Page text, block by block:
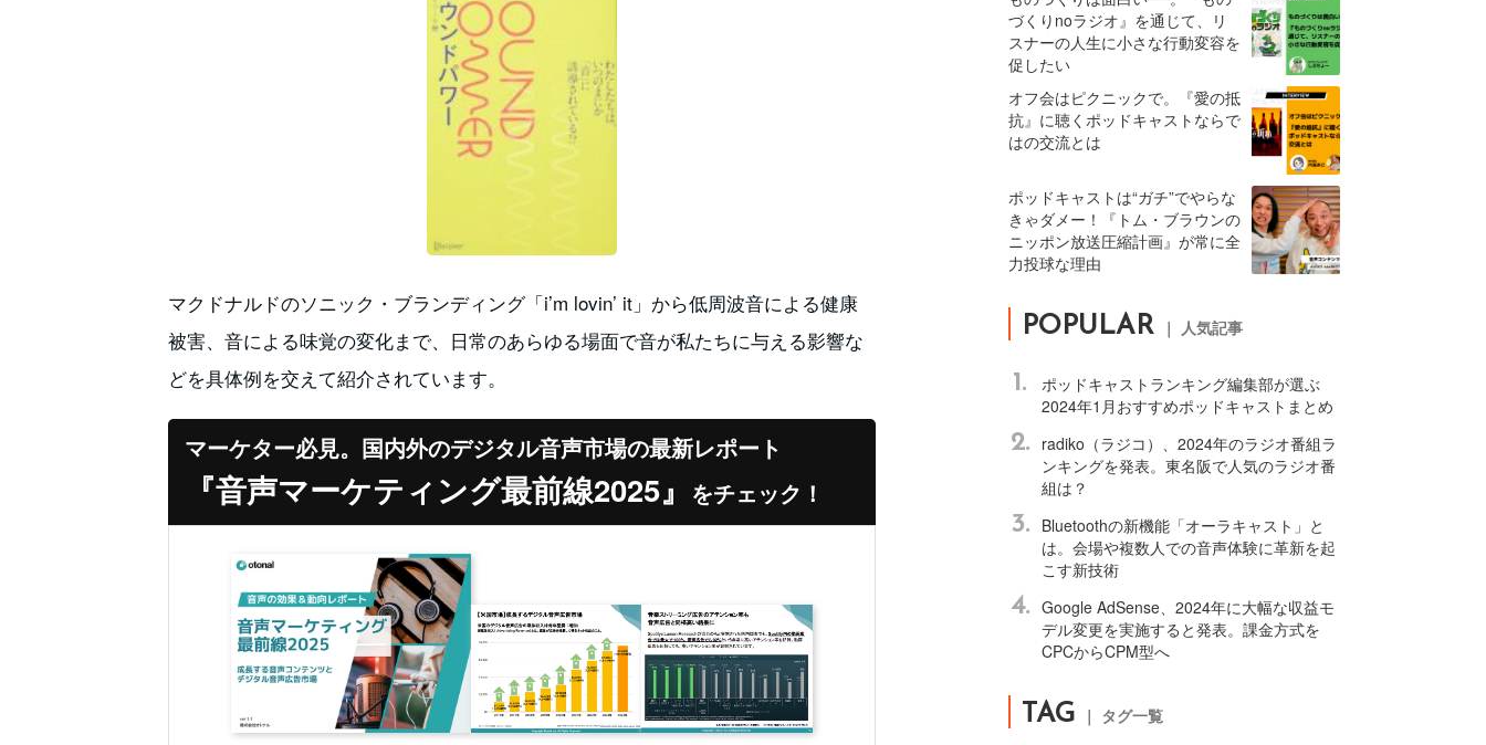
マクドナルドのソニック・ブランディング「i’m lovin’ it」から低周波音による健康
被害、音による味覚の変化まで、日常のあらゆる場面で音が私たちに与える影響な
どを具体例を交えて紹介されています。
マーケター必見。国内外のデジタル音声市場の最新レポート
『音声マーケティング最前線2025』 をチェック！
づくりnoラジオ』を通じて、リ
スナーの人生に小さな行動変容を
促したい
オフ会はピクニックで。『愛の抵
抗』に聴くポッドキャストならで
はの交流とは
ポッドキャストは“ガチ”でやらな
きゃダメー！『トム・ブラウンの
ニッポン放送圧縮計画』が常に全
力投球な理由
POPULAR ｜ 人気記事
1.
ポッドキャストランキング編集部が選ぶ
2024年1月おすすめポッドキャストまとめ
2.
radiko（ラジコ）、2024年のラジオ番組ラ
ンキングを発表。東名阪で人気のラジオ番
組は？
3.
Bluetoothの新機能「オーラキャスト」と
は。会場や複数人での音声体験に革新を起
こす新技術
4. Google AdSense、2024年に大幅な収益モ
デル変更を実施すると発表。課金方式を
CPCからCPM型へ
TAG ｜ タグ一覧